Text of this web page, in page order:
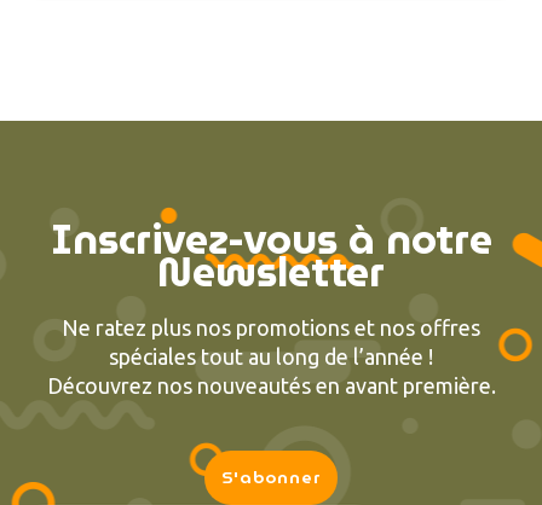
Inscrivez-vous à notre
Newsletter
Ne ratez plus nos promotions et nos offres
spéciales tout au long de l’année !
Découvrez nos nouveautés en avant première.